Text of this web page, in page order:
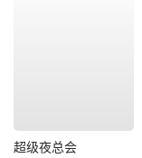
超级夜总会